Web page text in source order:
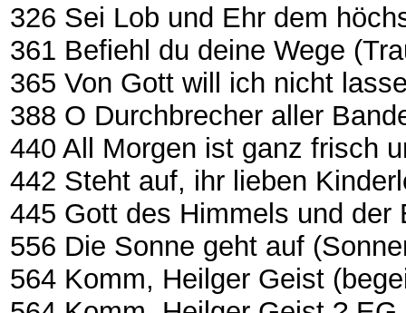
326 Sei Lob und Ehr dem
361 Befiehl du deine Wege
365 Von Gott will ich nicht
388 O Durchbrecher aller
440 All Morgen ist ganz frisch
442 Steht auf, ihr lieben
445 Gott des Himmels und der
556 Die Sonne geht auf
564 Komm, Heilger Geist